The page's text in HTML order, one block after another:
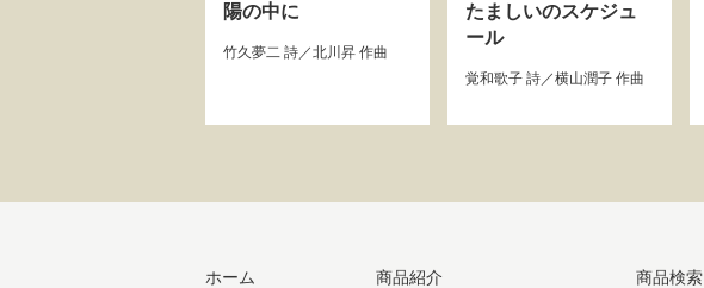
陽の中に
竹久夢二 詩／北川昇 作曲
たましいのスケジュ
ール
覚和歌子 詩／横山潤子 作曲
ホーム
商品紹介
商品検索